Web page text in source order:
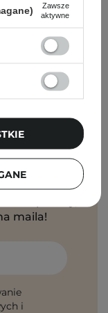
Sunscreen
z Filtrem
maila!
i
Zawsze
aktywne